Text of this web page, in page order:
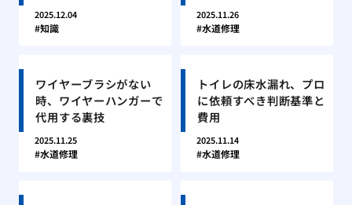
2025.12.04
知識
2025.11.26
水道修理
ワイヤーブラシがない
時、ワイヤーハンガーで
代用する裏技
2025.11.25
水道修理
トイレの床水漏れ、プロ
に依頼すべき判断基準と
費用
2025.11.14
水道修理